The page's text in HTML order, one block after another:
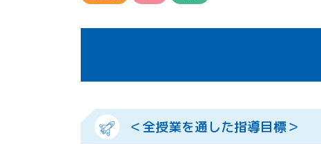
＜全授業を通した指導目標＞